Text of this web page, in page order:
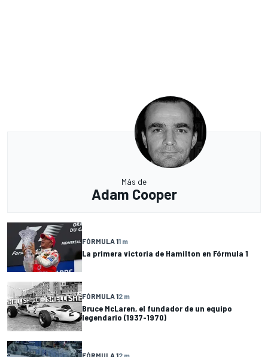
Más de
Adam Cooper
FÓRMULA 11 m
La primera victoria de Hamilton en Fórmula 1
FÓRMULA 12 m
Bruce McLaren, el fundador de un equipo
legendario (1937-1970)
FÓRMULA 12 m